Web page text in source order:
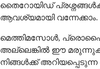
തൈറോയിഡ് പ്രശ്നങ്ങൾക്ക്
ആവശ്യമായി വന്നേക്കാം.
മെത്തിമസോൾ,
അല്ലെങ്കിൽ ഈ
നിങ്ങൾക്ക്